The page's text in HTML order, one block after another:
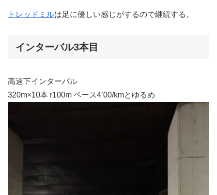
トレッドミルは足に優しい感じがするので継続する。
インターバル3本目
高速下インターバル
320m×10本 r100m ペース4’00/kmとゆるめ